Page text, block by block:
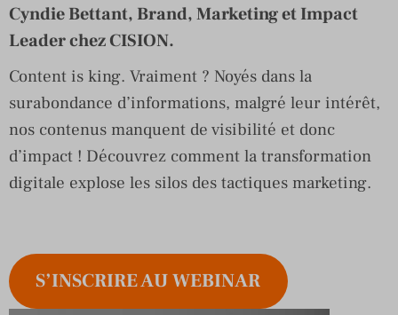
Cyndie Bettant, Brand, Marketing et Impact
Leader chez CISION.
Content is king. Vraiment ? Noyés dans la
surabondance d’informations, malgré leur intérêt,
nos contenus manquent de visibilité et donc
d’impact ! Découvrez comment la transformation
digitale explose les silos des tactiques marketing.
S’INSCRIRE AU WEBINAR